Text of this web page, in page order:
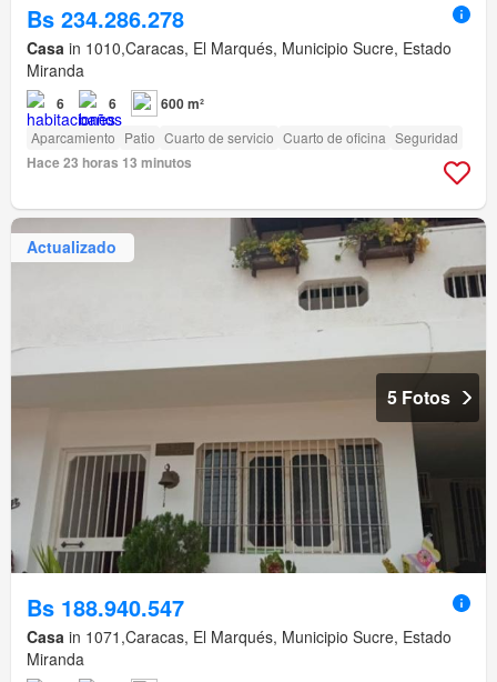
Bs 234.286.278
Casa in 1010,Caracas, El Marqués, Municipio Sucre, Estado
Miranda
6 6 600 m²
Aparcamiento Patio Cuarto de servicio Cuarto de oficina Seguridad
Hace 23 horas 13 minutos
Actualizado
5 Fotos
Bs 188.940.547
Casa in 1071,Caracas, El Marqués, Municipio Sucre, Estado
Miranda